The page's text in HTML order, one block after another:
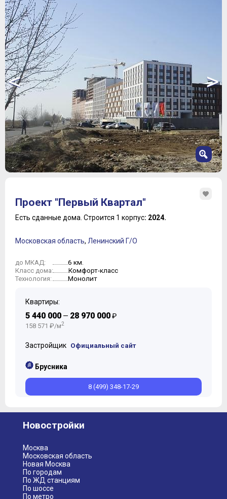
< >
3
4
6
Проект "Первый Квартал"
Есть сданные дома. Строится 1 корпус: 2024.
Московская область, Ленинский Г/О
до МКАД: 6 км.
Класс дома: Комфорт-класс
Технология: Монолит
Квартиры:
5 440 000 — 28 970 000₽
158 571 ₽/м2
Застройщик Официальный сайт
Брусника
8 (499) 348-17-29
Новостройки
Москва
Московская область
Новая Москва
По городам
По ЖД станциям
По шоссе
По метро